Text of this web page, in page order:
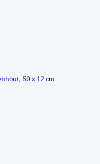
50 x 12 cm